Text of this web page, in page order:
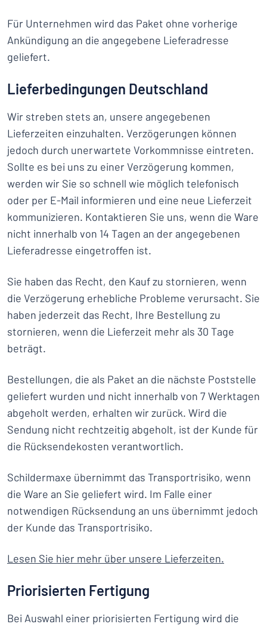
Für Unternehmen wird das Paket ohne vorherige
Ankündigung an die angegebene Lieferadresse
geliefert.
Lieferbedingungen Deutschland
Wir streben stets an, unsere angegebenen
Lieferzeiten einzuhalten. Verzögerungen können
jedoch durch unerwartete Vorkommnisse eintreten.
Sollte es bei uns zu einer Verzögerung kommen,
werden wir Sie so schnell wie möglich telefonisch
oder per E-Mail informieren und eine neue Lieferzeit
kommunizieren. Kontaktieren Sie uns, wenn die Ware
nicht innerhalb von 14 Tagen an der angegebenen
Lieferadresse eingetroffen ist.
Sie haben das Recht, den Kauf zu stornieren, wenn
die Verzögerung erhebliche Probleme verursacht. Sie
haben jederzeit das Recht, Ihre Bestellung zu
stornieren, wenn die Lieferzeit mehr als 30 Tage
beträgt.
Bestellungen, die als Paket an die nächste Poststelle
geliefert wurden und nicht innerhalb von 7 Werktagen
abgeholt werden, erhalten wir zurück. Wird die
Sendung nicht rechtzeitig abgeholt, ist der Kunde für
die Rücksendekosten verantwortlich.
Schildermaxe übernimmt das Transportrisiko, wenn
die Ware an Sie geliefert wird. Im Falle einer
notwendigen Rücksendung an uns übernimmt jedoch
der Kunde das Transportrisiko.
Lesen Sie hier mehr über unsere Lieferzeiten.
Priorisierten Fertigung
Bei Auswahl einer priorisierten Fertigung wird die